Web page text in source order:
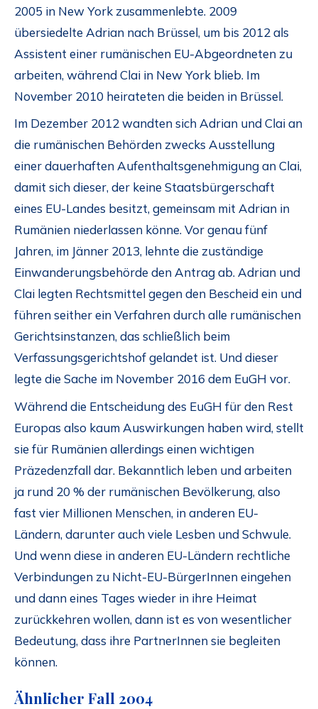
2005 in New York zusammenlebte. 2009
übersiedelte Adrian nach Brüssel, um bis 2012 als
Assistent einer rumänischen EU-Abgeordneten zu
arbeiten, während Clai in New York blieb. Im
November 2010 heirateten die beiden in Brüssel.
Im Dezember 2012 wandten sich Adrian und Clai an
die rumänischen Behörden zwecks Ausstellung
einer dauerhaften Aufenthaltsgenehmigung an Clai,
damit sich dieser, der keine Staatsbürgerschaft
eines EU-Landes besitzt, gemeinsam mit Adrian in
Rumänien niederlassen könne. Vor genau fünf
Jahren, im Jänner 2013, lehnte die zuständige
Einwanderungsbehörde den Antrag ab. Adrian und
Clai legten Rechtsmittel gegen den Bescheid ein und
führen seither ein Verfahren durch alle rumänischen
Gerichtsinstanzen, das schließlich beim
Verfassungsgerichtshof gelandet ist. Und dieser
legte die Sache im November 2016 dem EuGH vor.
Während die Entscheidung des EuGH für den Rest
Europas also kaum Auswirkungen haben wird, stellt
sie für Rumänien allerdings einen wichtigen
Präzedenzfall dar. Bekanntlich leben und arbeiten
ja rund 20 % der rumänischen Bevölkerung, also
fast vier Millionen Menschen, in anderen EU-
Ländern, darunter auch viele Lesben und Schwule.
Und wenn diese in anderen EU-Ländern rechtliche
Verbindungen zu Nicht-EU-BürgerInnen eingehen
und dann eines Tages wieder in ihre Heimat
zurückkehren wollen, dann ist es von wesentlicher
Bedeutung, dass ihre PartnerInnen sie begleiten
können.
Ähnlicher Fall 2004